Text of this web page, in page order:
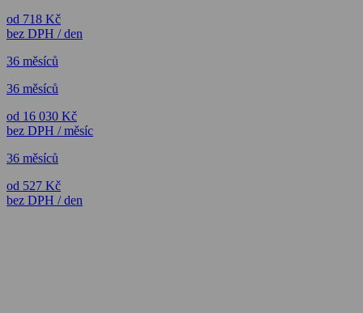
od 718 Kč
bez DPH / den
36 měsíců
36 měsíců
od 16 030 Kč
bez DPH / měsíc
36 měsíců
od 527 Kč
bez DPH / den